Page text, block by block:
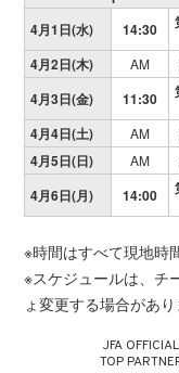
4月1日(水)
14:30
4月2日(木)
AM
4月3日(金) 11:30
4月4日(土)
AM
4月5日(日) AM
4月6日(月) 14:00
※時間はすべて現地時
※スケジュールは、チ
ょ変更する場合があり
JFA OFFICIAL
TOP